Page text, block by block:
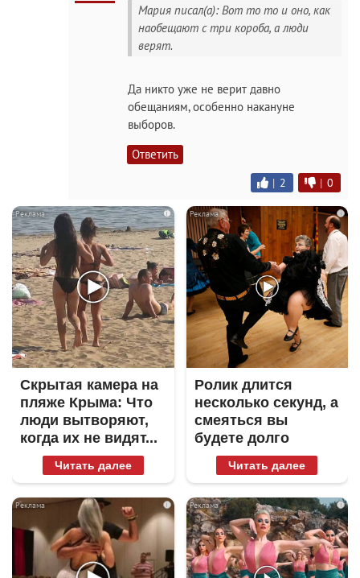
Мария писал(а): Вот то то и оно, как
наобещают с три короба, а люди
верят.
Да никто уже не верит давно
обещаниям, особенно накануне
выборов.
Ответить
| 2 | 0
i
Скрытая камера на
пляже Крыма: Что
люди вытворяют,
когда их не видят...
Читать далее
i
Ролик длится
несколько секунд, а
смеяться вы
будете долго
Читать далее
i i